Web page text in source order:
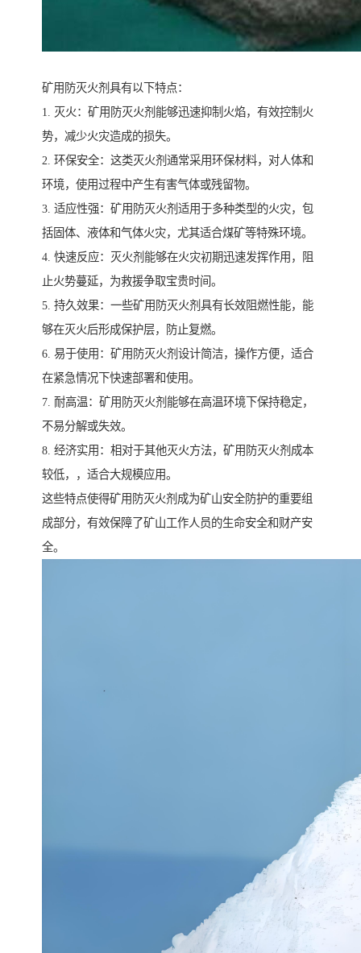
矿用防灭火剂具有以下特点：
1. 灭火：矿用防灭火剂能够迅速抑制火焰，有效控制火
势，减少火灾造成的损失。
2. 环保安全：这类灭火剂通常采用环保材料，对人体和
环境，使用过程中产生有害气体或残留物。
3. 适应性强：矿用防灭火剂适用于多种类型的火灾，包
括固体、液体和气体火灾，尤其适合煤矿等特殊环境。
4. 快速反应：灭火剂能够在火灾初期迅速发挥作用，阻
止火势蔓延，为救援争取宝贵时间。
5. 持久效果：一些矿用防灭火剂具有长效阻燃性能，能
够在灭火后形成保护层，防止复燃。
6. 易于使用：矿用防灭火剂设计简洁，操作方便，适合
在紧急情况下快速部署和使用。
7. 耐高温：矿用防灭火剂能够在高温环境下保持稳定，
不易分解或失效。
8. 经济实用：相对于其他灭火方法，矿用防灭火剂成本
较低，，适合大规模应用。
这些特点使得矿用防灭火剂成为矿山安全防护的重要组
成部分，有效保障了矿山工作人员的生命安全和财产安
全。